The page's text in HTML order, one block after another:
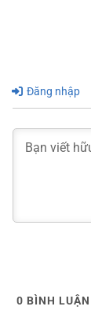
Đăng nhập
0 BÌNH LUẬN